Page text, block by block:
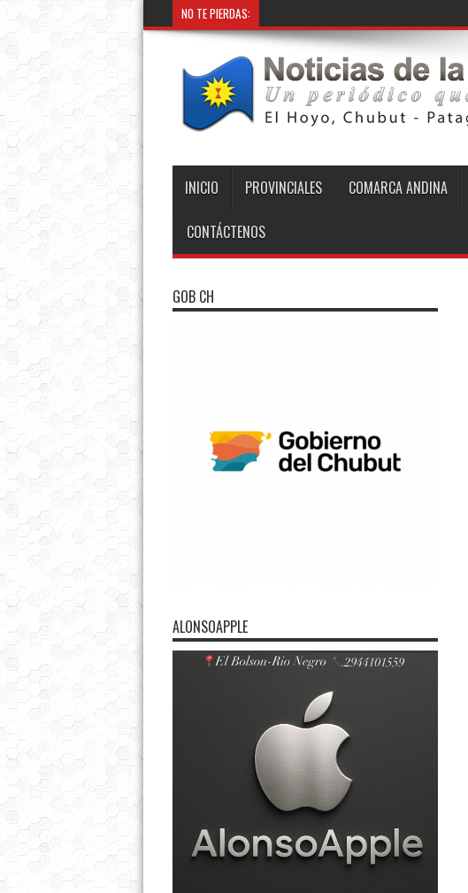
NO TE PIERDAS:
INICIO PROVINCIALES COMARCA ANDINA
CONTÁCTENOS
GOB CH
ALONSOAPPLE